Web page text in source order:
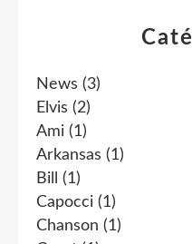
News (3)
Elvis (2)
Ami (1)
Arkansas (1)
Bill
(1)
Capocci (1)
Chanson (1)